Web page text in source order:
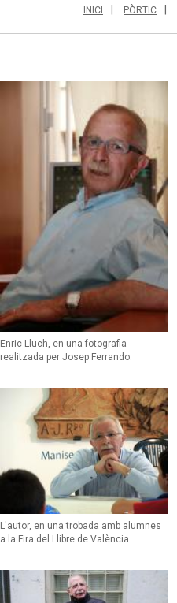
INICI PÒRTIC
Enric Lluch, en una fotografia
realitzada per Josep Ferrando.
L'autor, en una trobada amb alumnes
a la Fira del Llibre de València.